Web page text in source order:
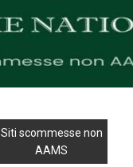
Siti scommesse non
AAMS